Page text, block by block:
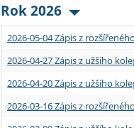
Podpora a benefity pro
Absolventi fakulty
Informace k průběhu
Rigorózní řízení
Granty a projekty
Přijíždějící studenti
Vyjíždějící zaměstnanci
Rok 2026
2026-05-04 Zápis z
2026-04-27 Zápis z užšího
2026-04-20 Zápis z užšího
2026-03-16 Zápis z